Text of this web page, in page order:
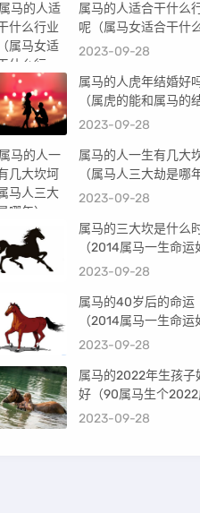
属马的人适合干什么
呢（属马女适合干什
业）
2023-09-28
属马的人虎年结婚好
（属虎的能和属马的
吗）
2023-09-28
属马的人一生有几大
（属马人三大劫是哪
2023-09-28
属马的三大坎是什么
（2014属马一生命运
何）
2023-09-28
属马的40岁后的命运
（2014属马一生命运
何）
2023-09-28
属马的2022年生孩子
好（90属马生个
宝好吗）
2023-09-28